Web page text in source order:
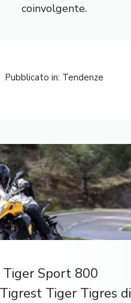
coinvolgente.
Pubblicato in: Tendenze
Sport 800
Tiger Tigres di